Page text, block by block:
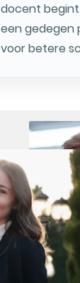
docent
een gedegen
voor betere